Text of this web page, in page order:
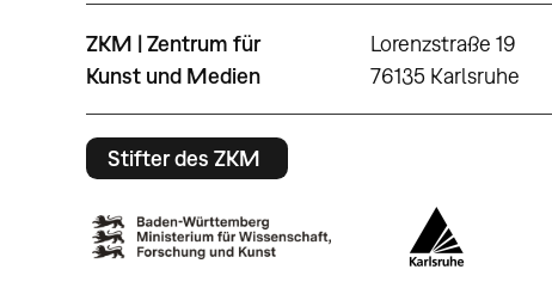
ZKM | Zentrum für
Kunst und Medien
Lorenzstraße 19
76135 Karlsruhe
Stifter des ZKM